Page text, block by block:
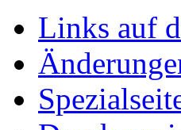
Links auf